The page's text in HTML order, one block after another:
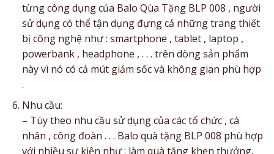
từng công dụng của Balo Qùa Tặng BLP 008 , người
sử dụng có thể tận dụng đựng cả những trang thiết
bị công nghệ như : smartphone , tablet , laptop ,
powerbank , headphone , . . . trên dòng sản phẩm
này vì nó có cả mút giảm sốc và không gian phù hợp
.
Nhu cầu:
– Tùy theo nhu cầu sử dụng của các tổ chức , cá
nhân , công đoàn . . . Balo quà tặng BLP 008 phù hợp
với nhiều sự kiện như : làm quà tặng khen thưởng,